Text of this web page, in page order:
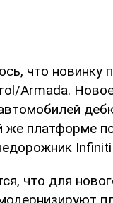
что новинку
Armada.
же платформе
Infiniti
что для